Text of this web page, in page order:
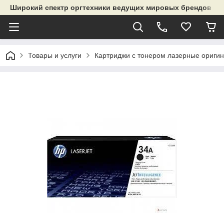
Широкий спектр оргтехники ведущих мировых брендов и
Товары и услуги Картриджи с тонером лазерные